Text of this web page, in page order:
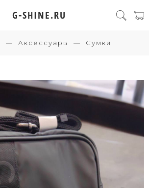
G-SHINE.RU
Аксессуары Сумки